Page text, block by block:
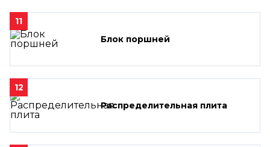
11
Блок поршней
12
Распределительная плита